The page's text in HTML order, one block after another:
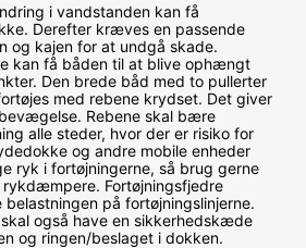
i vandstanden kan få
Derefter kræves en passende
og kajen for at undgå skade.
kan få båden til at blive ophængt
Den brede båd med to pullerter
med rebene krydset. Det giver
Rebene skal bære
alle steder, hvor der er risiko for
og andre mobile enheder
ryk i fortøjningerne, så brug gerne
Fortøjningsfjedre
på fortøjningslinjerne.
også have en sikkerhedskæde
og ringen/beslaget i dokken.